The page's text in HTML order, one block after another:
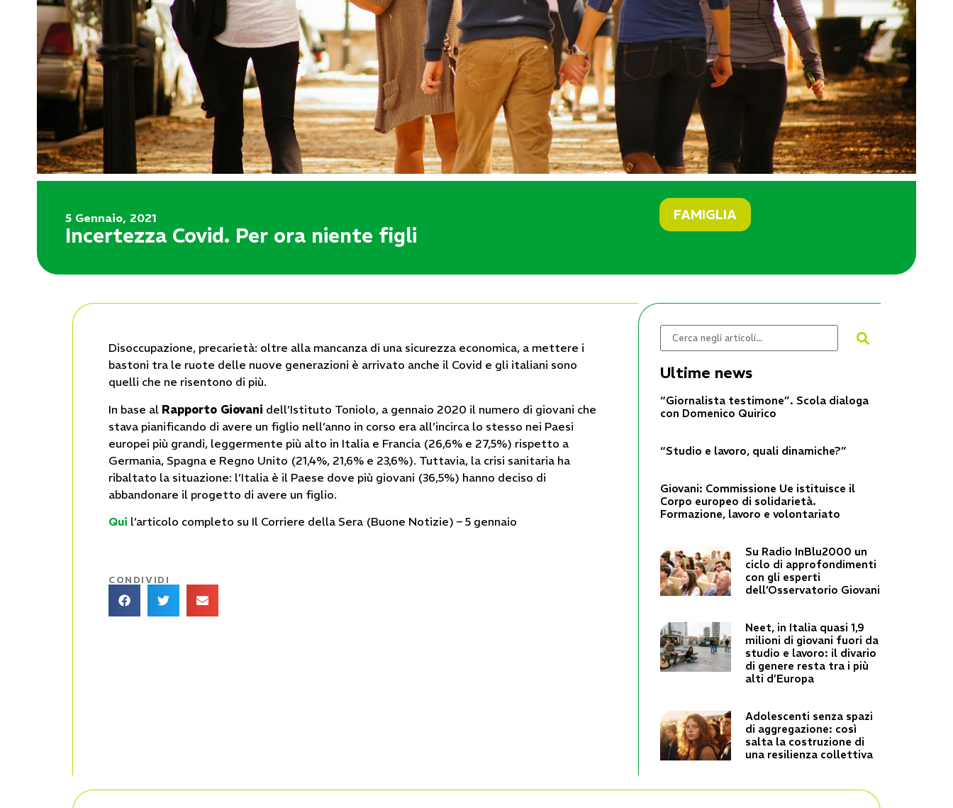
5 Gennaio, 2021
Incertezza Covid. Per ora niente figli
FAMIGLIA
Disoccupazione, precarietà: oltre alla mancanza di una sicurezza economica, a mettere i
bastoni tra le ruote delle nuove generazioni è arrivato anche il Covid e gli italiani sono
quelli che ne risentono di più.
In base al Rapporto Giovani dell’Istituto Toniolo, a gennaio 2020 il numero di giovani che
stava pianificando di avere un figlio nell’anno in corso era all’incirca lo stesso nei Paesi
europei più grandi, leggermente più alto in Italia e Francia (26,6% e 27,5%) rispetto a
Germania, Spagna e Regno Unito (21,4%, 21,6% e 23,6%). Tuttavia, la crisi sanitaria ha
ribaltato la situazione: l’Italia è il Paese dove più giovani (36,5%) hanno deciso di
abbandonare il progetto di avere un figlio.
Qui l’articolo completo su Il Corriere della Sera (Buone Notizie) – 5 gennaio
CONDIVIDI
Ultime news
“Giornalista testimone”. Scola dialoga
con Domenico Quirico
“Studio e lavoro, quali dinamiche?”
Giovani: Commissione Ue istituisce il
Corpo europeo di solidarietà.
Formazione, lavoro e volontariato
Su Radio InBlu2000 un
ciclo di approfondimenti
con gli esperti
dell’Osservatorio Giovani
Neet, in Italia quasi 1,9
milioni di giovani fuori da
studio e lavoro: il divario
di genere resta tra i più
alti d’Europa
Adolescenti senza spazi
di aggregazione: così
salta la costruzione di
una resilienza collettiva